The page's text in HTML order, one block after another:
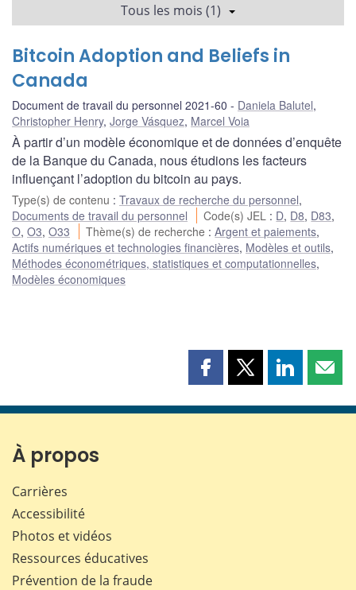
Tous les mois (1)
Bitcoin Adoption and Beliefs in
Canada
Document de travail du personnel 2021-60 Daniela Balutel,
Christopher Henry, Jorge Vásquez, Marcel Voia
À partir d’un modèle économique et de données d’enquête
de la Banque du Canada, nous étudions les facteurs
influençant l’adoption du bitcoin au pays.
Type(s) de contenu : Travaux de recherche du personnel,
Documents de travail du personnel
Code(s) JEL : D, D8, D83,
O, O3, O33 Thème(s) de recherche :Argent et paiements,
Actifs numériques et technologies financières, Modèles et outils,
Méthodes économétriques, statistiques et computationnelles,
Modèles économiques
Partager
page
Partager
page
Partager
page page
À propos
Carrières
Accessibilité
Photos et vidéos
Ressources éducatives
Prévention de la fraude